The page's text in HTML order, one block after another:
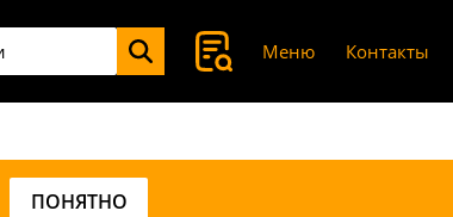
Меню Контакты
ПОНЯТНО